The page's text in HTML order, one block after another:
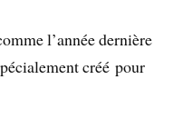
l’année dernière
créé pour